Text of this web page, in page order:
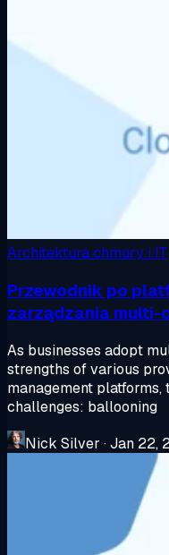
Architektura chmury i IT
Przewodnik po
zarządzania multi-
As businesses adopt
strengths of various
management platforms,
challenges: ballooning
Nick Silver ·Jan 22,